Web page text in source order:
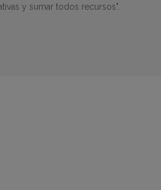
y sumar todos recursos".